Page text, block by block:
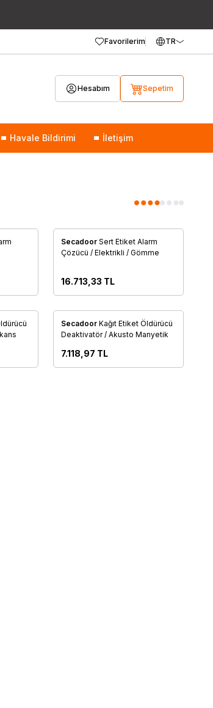
Favorilerim TR
Hesabım Sepetim
Havale Bildirimi İletişim
Favorilere Ekle
Secadoor Sert Etiket Alarm
Çözücü / Elektrikli / Gömme
16.713,33 TL
Favorilere Ekle
Secadoor Kağıt Etiket Öldürücü
Deaktivatör / Akusto Manyetik
7.118,97 TL